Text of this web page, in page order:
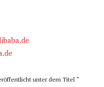
unter dem Titel “